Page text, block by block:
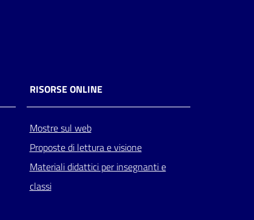
RISORSE ONLINE
Mostre sul web
Proposte di lettura e visione
Materiali didattici per insegnanti e
classi